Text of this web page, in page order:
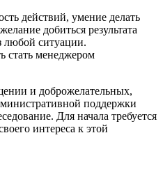
действий, умение делать
добиться результата
любой ситуации.
стать менеджером
и доброжелательных,
поддержки
Для начала требуется
интереса к этой